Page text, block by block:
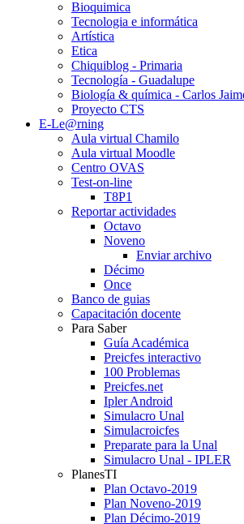
Bioquimica
Tecnologia e informática
Artística
Etica
Chiquiblog - Primaria
Tecnología - Guadalupe
Biología & química - Carlos
Proyecto CTS
E-Le@rning
Aula virtual Chamilo
Aula virtual Moodle
Centro OVAS
Test-on-line
T8P1
Reportar actividades
Octavo
Noveno
Enviar archivo
Décimo
Once
Banco de guias
Capacitación docente
Para Saber
Guía Académica
Preicfes interactivo
100 Problemas
Preicfes.net
Ipler Android
Simulacro Unal
Simulacroicfes
Preparate para la Unal
Simulacro Unal - IPLER
PlanesTI
Plan Octavo-2019
Plan Noveno-2019
Plan Décimo-2019